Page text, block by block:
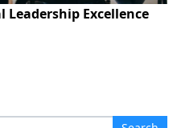
Excellence